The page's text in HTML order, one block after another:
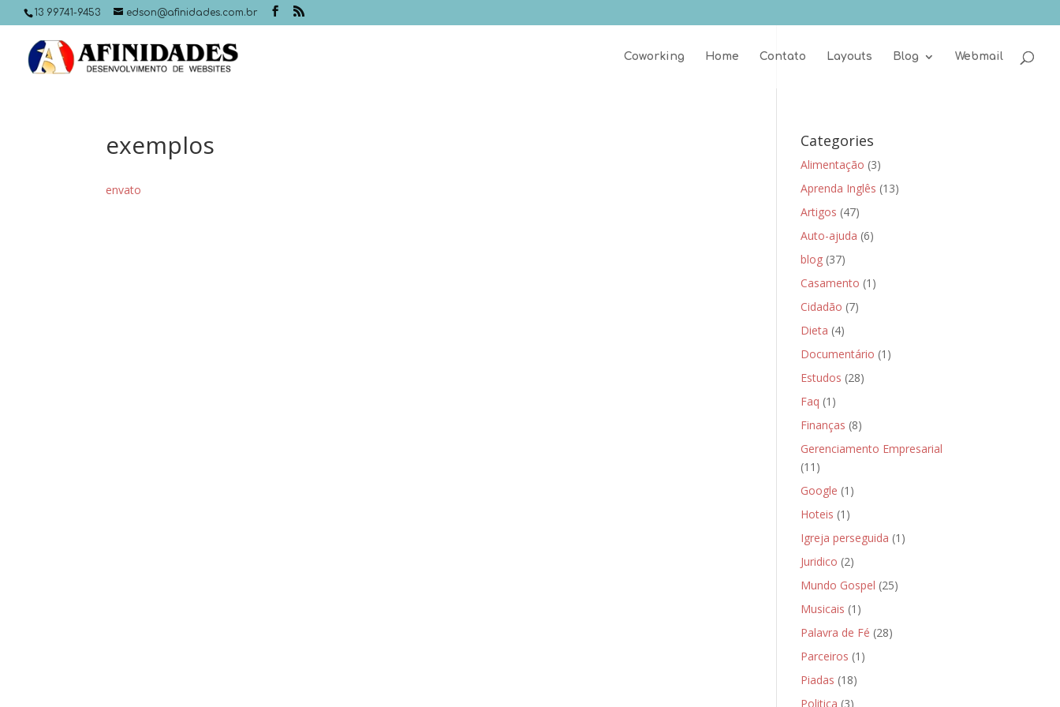
13 99741-9453 edson@afinidades.com.br
Coworking Home Contato Layouts Blog Webmail
exemplos
envato
Categories
Alimentação (3)
Aprenda Inglês (13)
Artigos (47)
Auto-ajuda (6)
blog (37)
Casamento (1)
Cidadão (7)
Dieta (4)
Documentário (1)
Estudos (28)
Faq (1)
Finanças (8)
Gerenciamento Empresarial
(11)
Google (1)
Hoteis (1)
Igreja perseguida (1)
Juridico (2)
Mundo Gospel (25)
Musicais (1)
Palavra de Fé (28)
Parceiros (1)
Piadas (18)
Politica (3)